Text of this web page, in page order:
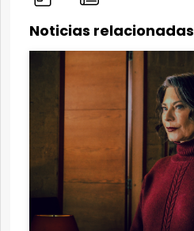
Noticias relacionadas